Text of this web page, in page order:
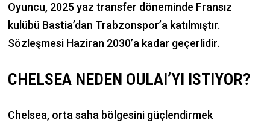
Oyuncu, 2025 yaz transfer döneminde Fransız
kulübü Bastia’dan Trabzonspor’a katılmıştır.
Sözleşmesi Haziran 2030’a kadar geçerlidir.
CHELSEA NEDEN OULAI’YI ISTIYOR?
Chelsea, orta saha bölgesini güçlendirmek